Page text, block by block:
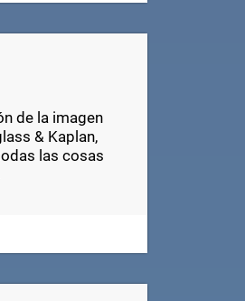
de la imagen
& Kaplan,
las cosas